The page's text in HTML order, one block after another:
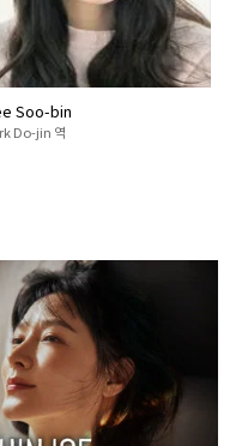
Soo-bin
Do-jin 역